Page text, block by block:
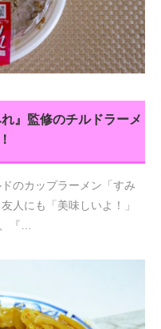
』監修のチルドラーメ
のカップラーメン「すみ
人にも「美味しいよ！」
『…